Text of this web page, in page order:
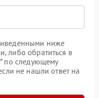
ниже
либо обратиться в
по следующему
не нашли ответ на